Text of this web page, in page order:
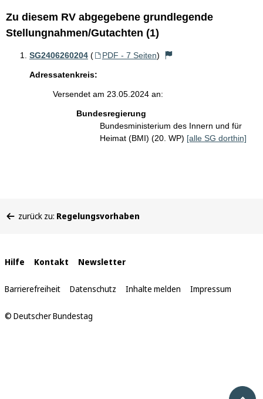
Zu diesem RV abgegebene grundlegende
Stellungnahmen/Gutachten (1)
SG2406260204 ( PDF - 7 Seiten)
Adressatenkreis:
Versendet am 23.05.2024 an:
Bundesregierung
Bundesministerium des Innern und für
Heimat (BMI) (20. WP) [alle SG dorthin]
befinden
zurück zu: Regelungsvorhaben
Interne
Links
Hilfe Kontakt Newsletter
Barrierefreiheit Datenschutz Inhalte melden Impressum
© Deutscher Bundestag